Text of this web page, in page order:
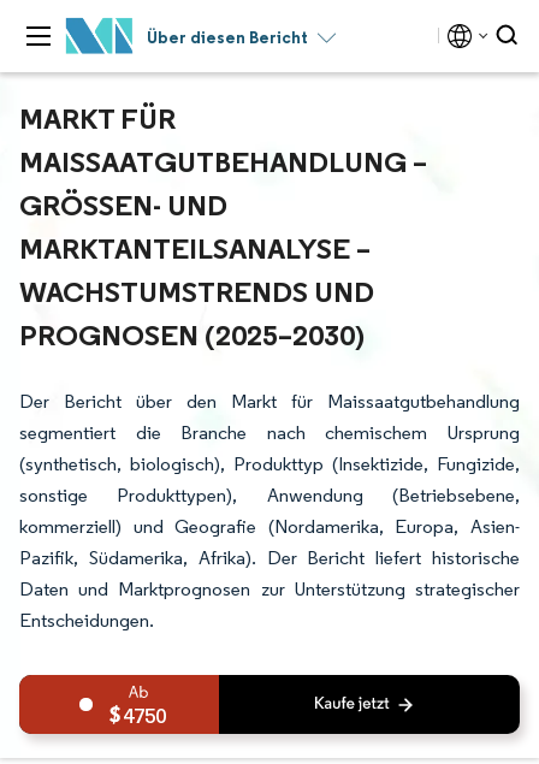
Über diesen Bericht
MARKT FÜR
MAISSAATGUTBEHANDLUNG –
GRÖSSEN- UND M
ARKTANTEILSANALYSE – W
ACHSTUMSTRENDS UND P
ROGNOSEN (2025–2030)
Der Bericht über den Markt für Maissaatgutbehandlung
segmentiert die Branche nach chemischem Ursprung
(synthetisch, biologisch), Produkttyp (Insektizide, Fungizide,
sonstige Produkttypen), Anwendung (Betriebsebene,
kommerziell) und Geografie (Nordamerika, Europa, Asien-
Pazifik, Südamerika, Afrika). Der Bericht liefert historische
Daten und Marktprognosen zur Unterstützung strategischer
Entscheidungen.
4750